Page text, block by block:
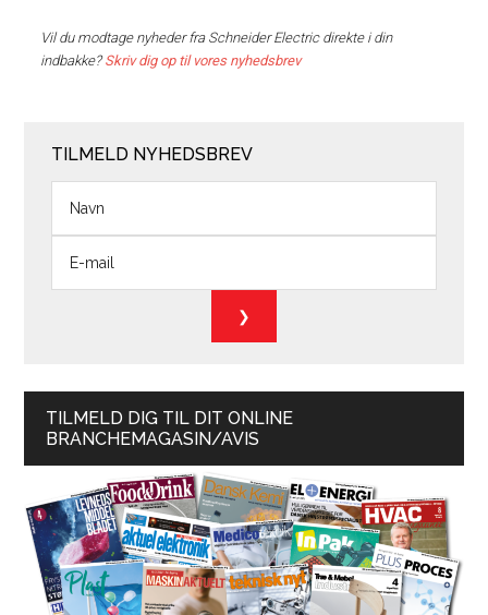
Vil du modtage nyheder fra Schneider Electric direkte i din
indbakke?Skriv dig op til vores nyhedsbrev
TILMELD NYHEDSBREV
TILMELD DIG TIL DIT ONLINE
BRANCHEMAGASIN/AVIS